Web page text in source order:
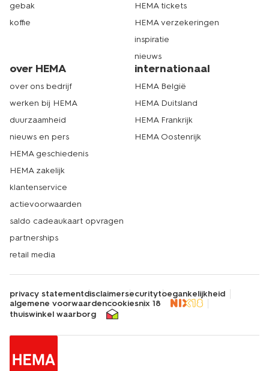
gebak
koffie
HEMA tickets
HEMA verzekeringen
inspiratie
nieuws
over HEMA
over ons bedrijf
werken bij HEMA
duurzaamheid
nieuws en pers
HEMA geschiedenis
HEMA zakelijk
klantenservice
actievoorwaarden
saldo cadeaukaart opvragen
partnerships
retail media
internationaal
HEMA België
HEMA Duitsland
HEMA Frankrijk
HEMA Oostenrijk
privacy statementdisclaimersecuritytoegankelijkheid
algemene voorwaardencookiesnix 18
thuiswinkel waarborg